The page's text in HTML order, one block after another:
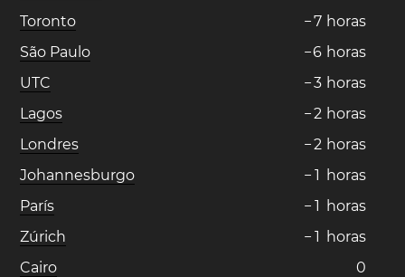
Toronto
−7 horas
São Paulo
−6 horas
UTC
−3 horas
Lagos
−2 horas
Londres
−2 horas
Johannesburgo
− 1 horas
París
− 1 horas
Zúrich
− 1 horas
Cairo
0